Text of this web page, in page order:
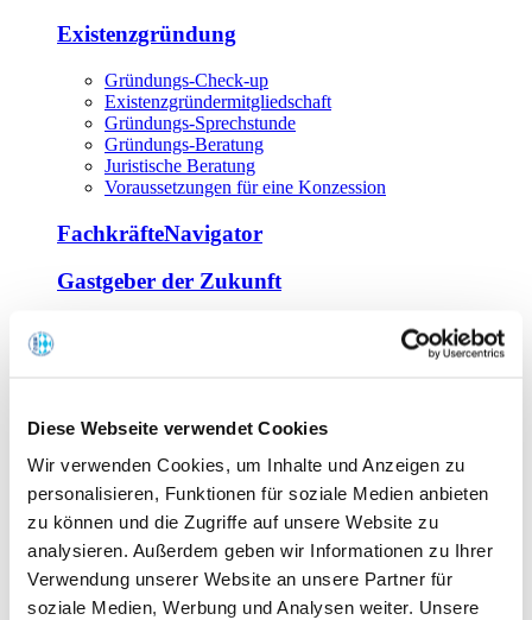
Diese Webseite verwendet Cookies
Wir verwenden Cookies, um Inhalte und Anzeigen zu
personalisieren, Funktionen für soziale Medien anbieten
zu können und die Zugriffe auf unsere Website zu
analysieren. Außerdem geben wir Informationen zu Ihrer
Verwendung unserer Website an unsere Partner für
soziale Medien, Werbung und Analysen weiter. Unsere
Existenzgründung
Gründungs-Check-up
Existenzgründermitgliedschaft
Gründungs-Sprechstunde
Gründungs-Beratung
Juristische Beratung
Voraussetzungen für eine Konzession
FachkräfteNavigator
Gastgeber der Zukunft
Offene Seminare
Tagen im Palais
Wirte-und Unternehmerbrief
Lernplattform BOUNTI
Partner
Branchennahe Organisationen